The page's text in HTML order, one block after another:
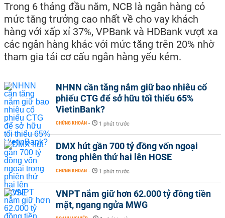
Trong 6 tháng đầu năm, NCB là ngân hàng có
mức tăng trưởng cao nhất về cho vay khách
hàng với xấp xỉ 37%, VPBank và HDBank vượt xa
các ngân hàng khác với mức tăng trên 20% nhờ
tham gia tái cơ cấu ngân hàng yếu kém.
NHNN cần tăng nắm giữ bao nhiêu cổ
phiếu CTG để sở hữu tối thiểu 65%
VietinBank?
CHỨNG KHOÁN - 1 phút trước
DMX hút gần 700 tỷ đồng vốn ngoại
trong phiên thứ hai lên HOSE
CHỨNG KHOÁN - 1 phút trước
VNPT nắm giữ hơn 62.000 tỷ đồng tiền
mặt, ngang ngửa MWG